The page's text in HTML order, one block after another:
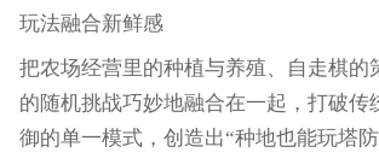
玩法融合新鲜感
把农场经营里的种植与养殖、自走棋的
的随机挑战巧妙地融合在一起，打破传
御的单一模式，创造出“种地也能玩塔防